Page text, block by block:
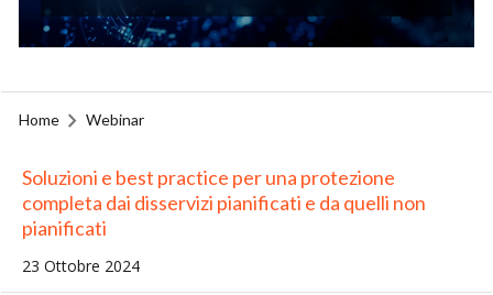
Home Webinar
Soluzioni e best practice per una protezione
completa dai disservizi pianificati e da quelli non
pianificati
23 Ottobre 2024